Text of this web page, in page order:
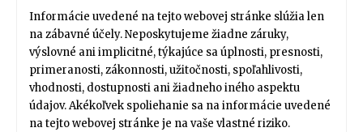
Informácie uvedené na tejto webovej stránke slúžia len
na zábavné účely. Neposkytujeme žiadne záruky,
výslovné ani implicitné, týkajúce sa úplnosti, presnosti,
primeranosti, zákonnosti, užitočnosti, spoľahlivosti,
vhodnosti, dostupnosti ani žiadneho iného aspektu
údajov. Akékoľvek spoliehanie sa na informácie uvedené
na tejto webovej stránke je na vaše vlastné riziko.